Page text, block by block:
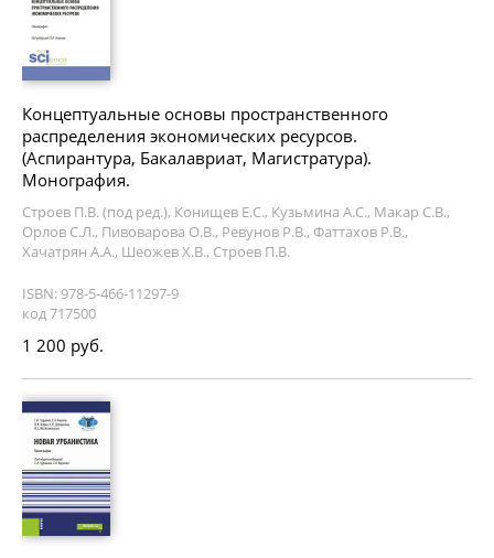
Концептуальные основы пространственного
распределения экономических ресурсов.
(Аспирантура, Бакалавриат, Магистратура).
Монография.
Строев П.В. (под ред.), Конищев Е.С., Кузьмина А.С., Макар С.В.,
Орлов С.Л., Пивоварова О.В., Ревунов Р.В., Фаттахов Р.В.,
Хачатрян А.А., Шеожев Х.В., Строев П.В.
ISBN: 978-5-466-11297-9
код 717500
1 200 руб.